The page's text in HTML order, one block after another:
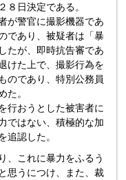
８日決定である。
が警官に撮影機器であ
であり、被疑者は「暴
たが、即時抗告審であ
けた上で、撮影行為を
のであり、特別公務員
た。
行おうとした被害者に
ではない、積極的な加
追認した。
、これに暴力をふるう
思うにつけ、また、裁